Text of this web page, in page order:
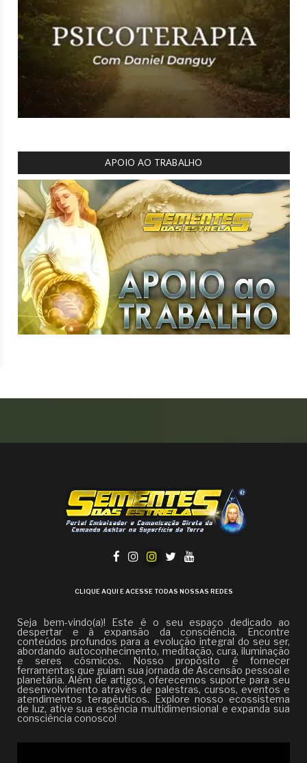
APOIO AO TRABALHO
CLIQUE AQUI E ACESSE TODAS NOSSAS REDES
Seja bem-vindo(a)! Este é o seu espaço dedicado ao
despertar e à expansão da consciência. Encontre
conteúdos profundos para a evolução integral do seu ser,
abordando autoconhecimento, meditação, cura, iluminação
e seres cósmicos. Nosso propósito é fornecer
ferramentas que guiam sua jornada de Ascensão pessoal e
planetária. Além de artigos, oferecemos suporte para seu
desenvolvimento através de palestras, cursos, eventos e
atendimentos terapêuticos. Explore nosso ecossistema
de luz, ative sua essência multidimensional e expanda sua
consciência conosco!